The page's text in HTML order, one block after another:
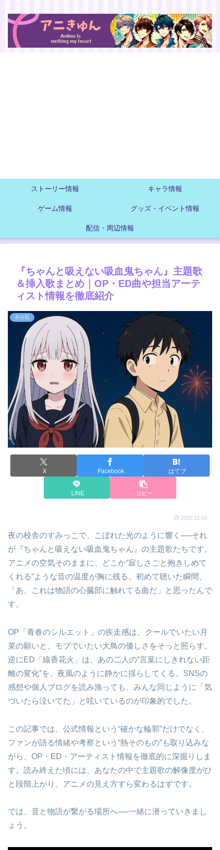
ストーリー情報 キャラ情報
ゲーム情報 グッズ・イベント情報
配信・周辺情報
『ちゃんと吸えない吸血鬼ちゃん』主題歌
＆挿入歌まとめ｜OP・ED曲や担当アーテ
ィスト情報を徹底紹介
未分類
X Facebook はてブ
LINE コピー
2025.12.08
夜の校舎のすみっこで、こぼれた光のように響く──それ
が『ちゃんと吸えない吸血鬼ちゃん』の主題歌たちです。
アニメの空気そのままに、どこか“寂しさごと抱きしめて
くれる”ような音の温度が胸に残る。初めて聴いた瞬間、
「あ、これは物語の心臓部に触れてる曲だ」と思ったんで
す。
OP「青春のシルエット」の疾走感は、クールでいたい月
菜の願いと、モブでいたい大鳥の優しさをそっと照らす。
逆にED「線香花火」は、あの二人の“言葉にしきれない距
離の変化”を、夜風のように静かに揺らしてくる。SNSの
感想や個人ブログを読み漁っても、みんな同じように「気
づいたら泣いてた」と呟いているのが印象的でした。
この記事では、公式情報という“確かな輪郭”だけでなく、
ファンが語る情緒や考察という“熱そのもの”も取り込みな
がら、OP・ED・アーティスト情報を徹底的に深掘りしま
す。読み終えた頃には、あなたの中で主題歌の解像度がひ
と段階上がり、アニメの見え方すら変わるはずです。
では、音と物語が繋がる場所へ──一緒に潜っていきまし
ょう。